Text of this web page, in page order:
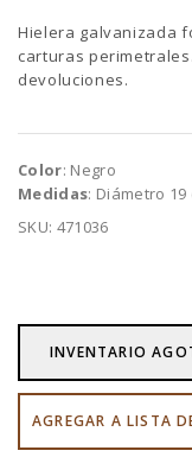
Hielera galvanizada
carturas perimetrales.
devoluciones.
Color: Negro
Medidas: Diámetro 19
SKU: 471036
INVENTARIO
AGREGAR A LISTA